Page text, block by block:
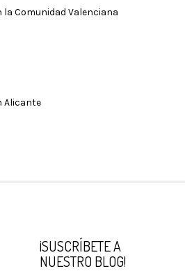
Comunidad Valenciana
Alicante
¡SUSCRÍBETE A
NUESTRO BLOG!